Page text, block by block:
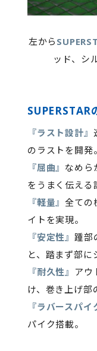
左から
ッド、シ
SUPERSTAR
『ラスト設計』
のラストを開発。
『屈曲』 なめら
をうまく伝える
『軽量』全ての
イトを実現。
『安定性』 踵部
と、踏まず部に
『耐久性』 アウ
け、巻き上げ部
『ラバースパイ
パイク搭載。